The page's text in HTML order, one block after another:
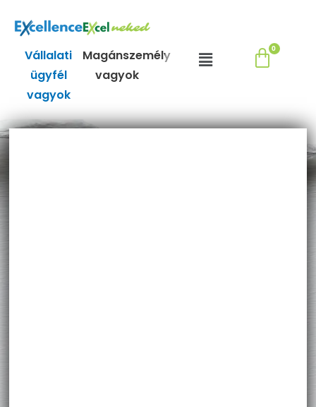
contentVállalati
ügyfél
vagyok
Magánszemély
vagyok
Menu